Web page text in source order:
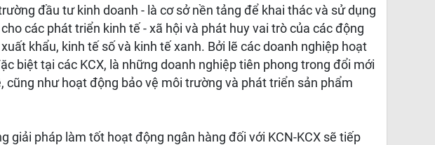
đầu tư kinh doanh - là cơ sở nền tảng để khai thác và sử dụng
các phát triển kinh tế - xã hội và phát huy vai trò của các động
khẩu, kinh tế số và kinh tế xanh. Bởi lẽ các doanh nghiệp hoạt
biệt tại các KCX, là những doanh nghiệp tiên phong trong đổi mới
cũng như hoạt động bảo vệ môi trường và phát triển sản phẩm
giải pháp làm tốt hoạt động ngân hàng đối với KCN-KCX sẽ tiếp